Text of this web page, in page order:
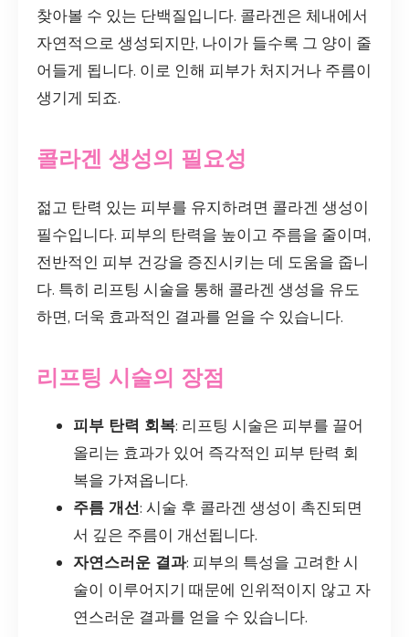
찾아볼 수 있는 단백질입니다. 콜라겐은 체내에서
자연적으로 생성되지만, 나이가 들수록 그 양이 줄
어들게 됩니다. 이로 인해 피부가 처지거나 주름이
생기게 되죠.
콜라겐 생성의 필요성
젊고 탄력 있는 피부를 유지하려면 콜라겐 생성이
필수입니다. 피부의 탄력을 높이고 주름을 줄이며,
전반적인 피부 건강을 증진시키는 데 도움을 줍니
다. 특히 리프팅 시술을 통해 콜라겐 생성을 유도
하면, 더욱 효과적인 결과를 얻을 수 있습니다.
리프팅 시술의 장점
피부 탄력 회복: 리프팅 시술은 피부를 끌어
올리는 효과가 있어 즉각적인 피부 탄력 회
복을 가져옵니다.
주름 개선: 시술 후 콜라겐 생성이 촉진되면
서 깊은 주름이 개선됩니다.
자연스러운 결과: 피부의 특성을 고려한 시
술이 이루어지기 때문에 인위적이지 않고 자
연스러운 결과를 얻을 수 있습니다.